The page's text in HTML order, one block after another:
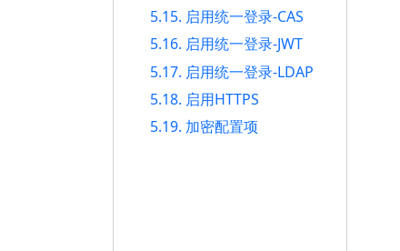
5.15. 启用统一登录-CAS
5.16. 启用统一登录-JWT
5.17. 启用统一登录-LDAP
5.18. 启用HTTPS
5.19. 加密配置项